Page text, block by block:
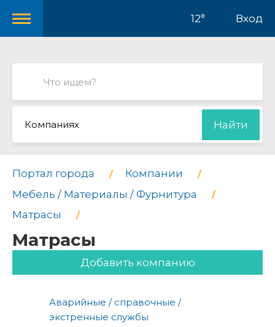
12° Вход
Компаниях Найти
Портал города
Компании
Мебель / Материалы / Фурнитура
Матрасы
Матрасы
Добавить компанию
Аварийные / справочные /
экстренные службы